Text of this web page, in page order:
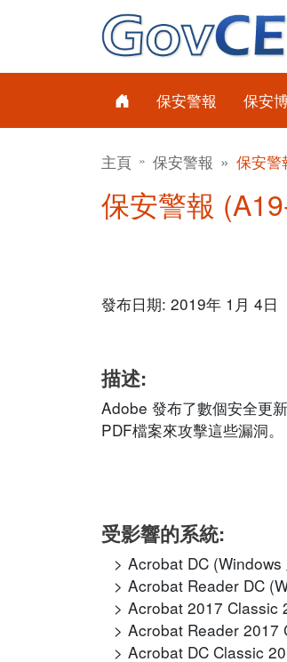
保安警報 保安
主頁 保安警報 保安
保安警報
發布日期: 2019年 1月 4日
描述:
Adobe 發布了數個安全更
PDF檔案來攻擊這些漏洞。
受影響的系統:
Acrobat DC
Acrobat Reader DC
Acrobat 2017 Classic
Acrobat Reader 2017
Acrobat DC Classic